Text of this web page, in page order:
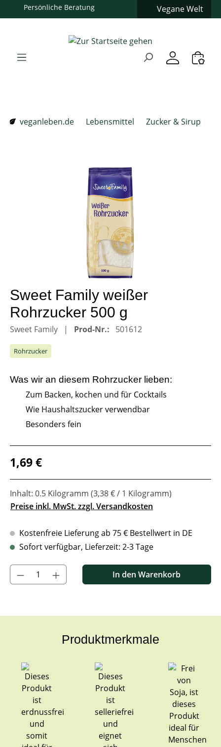
Zum Hauptinhalt springen
Zur Hauptnavigation springen
Persönliche Beratung Vegane Welt
veganleben.de
Lebensmittel Zucker & Sirup
Bildergalerie überspringen
Sweet Family weißer
Rohrzucker 500 g
Sweet Family Prod-Nr.: 501612
Rohrzucker
Was wir an diesem Rohrzucker lieben:
Zum Backen, kochen und für Cocktails
Wie Haushaltszucker verwendbar
Besonders fein
Regulärer Preis:
1,69 €
Inhalt: 0.5 Kilogramm (3,38 € / 1 Kilogramm)
Preise inkl. MwSt. zzgl. Versandkosten
Kostenfreie Lieferung ab 75 € Bestellwert in DE
Sofort verfügbar, Lieferzeit: 2-3 Tage
Produkt Anzahl: Gib den gewünschten Wert ein oder benutze
In den Warenkorb
Produktmerkmale